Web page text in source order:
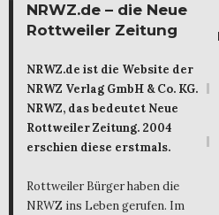
NRWZ.de – die Neue
Rottweiler Zeitung
NRWZ.de ist die Website der
NRWZ Verlag GmbH & Co. KG.
NRWZ, das bedeutet Neue
Rottweiler Zeitung. 2004
erschien diese erstmals.
Rottweiler Bürger haben die
NRWZ ins Leben gerufen. Im